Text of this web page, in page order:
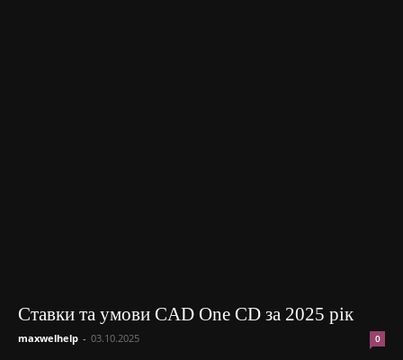
Ставки та умови CAD One CD за 2025 рік
maxwelhelp - 03.10.2025 0